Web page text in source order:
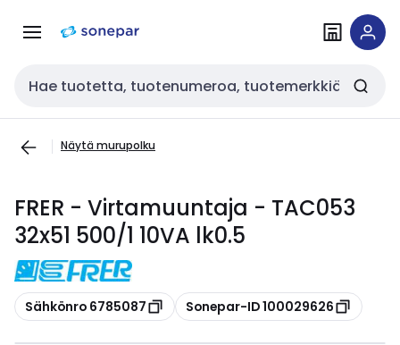
navigointiinsisältöön
Haku
Näytä murupolku
FRER - Virtamuuntaja - TAC053
32x51 500/1 10VA lk0.5
Kopioi
Sähkönro 6785087 Kopioi
Sonepar-ID 100029626